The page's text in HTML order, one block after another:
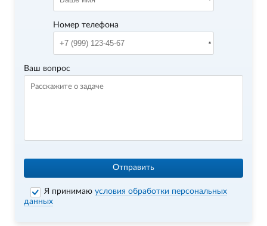
Номер телефона
Ваш вопрос
Отправить
Я принимаюусловия обработки персональных
данных